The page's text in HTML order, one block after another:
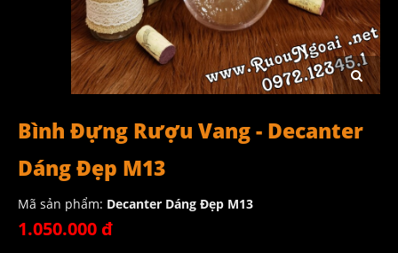
Bình Đựng Rượu Vang - Decanter
Dáng Đẹp M13
Mã sản phẩm: Decanter Dáng Đẹp M13
1.050.000 đ